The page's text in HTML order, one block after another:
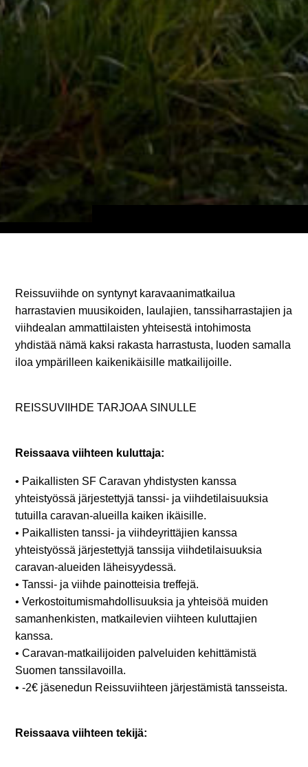
Reissuviihde on syntynyt karavaanimatkailua
harrastavien muusikoiden, laulajien, tanssiharrastajien ja
viihdealan ammattilaisten yhteisestä intohimosta
yhdistää nämä kaksi rakasta harrastusta, luoden samalla
iloa ympärilleen kaikenikäisille matkailijoille.
REISSUVIIHDE TARJOAA SINULLE
Reissaava viihteen kuluttaja:
• Paikallisten SF Caravan yhdistysten kanssa
yhteistyössä järjestettyjä tanssi- ja viihdetilaisuuksia
tutuilla caravan-alueilla kaiken ikäisille.
• Paikallisten tanssi- ja viihdeyrittäjien kanssa
yhteistyössä järjestettyjä tanssija viihdetilaisuuksia
caravan-alueiden läheisyydessä.
• Tanssi- ja viihde painotteisia treffejä.
• Ver­kos­toi­tu­mis­mah­dol­li­suuk­sia ja yhteisöä muiden
samanhenkisten, matkailevien viihteen kuluttajien
kanssa.
• Caravan-matkailijoiden palveluiden kehittämistä
Suomen tanssilavoilla.
• -2€ jäsenedun Reissuviihteen järjestämistä tansseista.
Reissaava viihteen tekijä: